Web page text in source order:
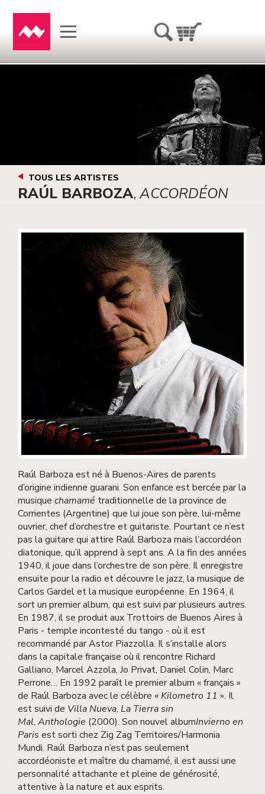
TOUS LES ARTISTES
RAÚL BARBOZA,ACCORDÉON
Raúl Barboza est né à Buenos-Aires de parents
d’origine indienne guarani. Son enfance est bercée par la
musique chamamé traditionnelle de la province de
Corrientes (Argentine) que lui joue son père, lui-même
ouvrier, chef d’orchestre et guitariste. Pourtant ce n’est
pas la guitare qui attire Raúl Barboza mais l’accordéon
diatonique, qu’il apprend à sept ans. A la fin des années
1940, il joue dans l’orchestre de son père. Il enregistre
ensuite pour la radio et découvre le jazz, la musique de
Carlos Gardel et la musique européenne. En 1964, il
sort un premier album, qui est suivi par plusieurs autres.
En 1987, il se produit aux Trottoirs de Buenos Aires à
Paris - temple incontesté du tango - où il est
recommandé par Astor Piazzolla. Il s’installe alors
dans la capitale française où il rencontre Richard
Galliano, Marcel Azzola, Jo Privat, Daniel Colin, Marc
Perrone… En 1992 paraît le premier album « français »
de Raúl Barboza avec le célèbre «Kilometro 11 ». Il
est suivi de Villa Nueva, La Tierra sin
Mal, Anthologie (2000). Son nouvel albumInvierno en
Paris est sorti chez Zig Zag Territoires/Harmonia
Mundi. Raúl Barboza n’est pas seulement
accordéoniste et maître du chamamé, il est aussi une
personnalité attachante et pleine de générosité,
attentive à la nature et aux esprits.